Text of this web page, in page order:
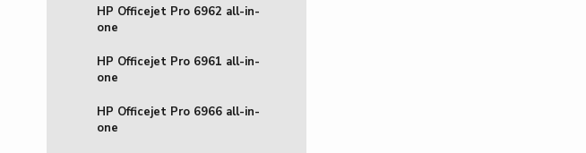
HP Officejet Pro 6962 all-in-
one
HP Officejet Pro 6961 all-in-
one
HP Officejet Pro 6966 all-in-
one